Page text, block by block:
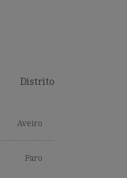
Distrito
Aveiro
Faro